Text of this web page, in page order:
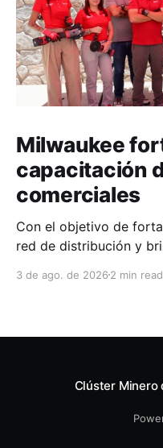
Milwaukee
capacitación
comerciales
Con el objetivo de
red de distribución y
técnico, Milwaukee
distribuidor FiZac. La
3 de ago. de 2026 2 min read
Clúster Minero